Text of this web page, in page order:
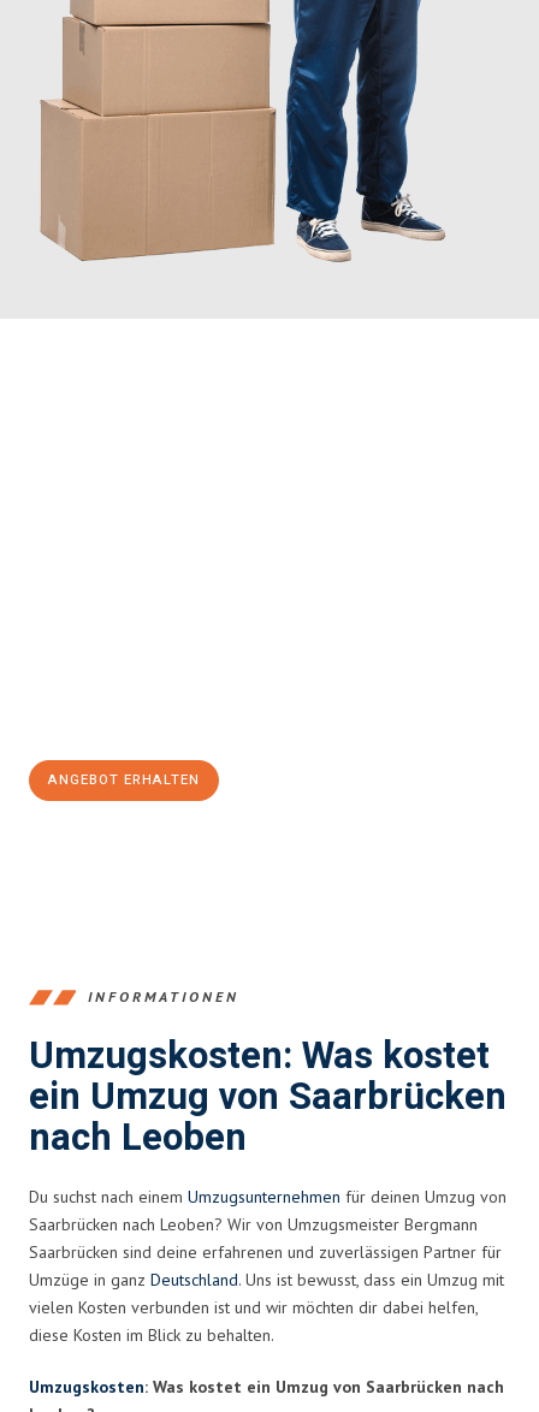
ANGEBOT ERHALTEN
INFORMATIONEN
Umzugskosten: Was kostet
ein Umzug von Saarbrücken
nach Leoben
Du suchst nach einem Umzugsunternehmen für deinen Umzug von
Saarbrücken nach Leoben? Wir von Umzugsmeister Bergmann
Saarbrücken sind deine erfahrenen und zuverlässigen Partner für
Umzüge in ganz Deutschland. Uns ist bewusst, dass ein Umzug mit
vielen Kosten verbunden ist und wir möchten dir dabei helfen,
diese Kosten im Blick zu behalten.
Umzugskosten: Was kostet ein Umzug von Saarbrücken nach